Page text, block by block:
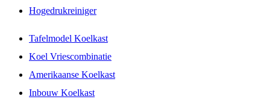
Hogedrukreiniger
Tafelmodel Koelkast
Koel Vriescombinatie
Amerikaanse Koelkast
Inbouw Koelkast